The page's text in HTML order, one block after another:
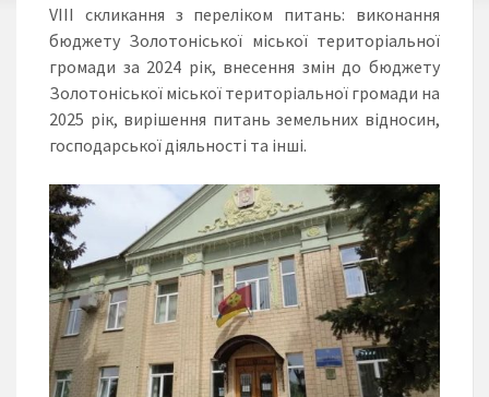
VІІІ скликання з переліком питань: виконання
бюджету Золотоніської міської територіальної
громади за 2024 рік, внесення змін до бюджету
Золотоніської міської територіальної громади на
2025 рік, вирішення питань земельних відносин,
господарської діяльності та інші.